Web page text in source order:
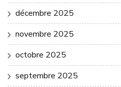
décembre 2025
novembre 2025
octobre 2025
septembre 2025